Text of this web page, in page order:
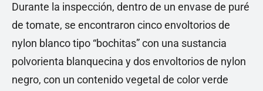
Durante la inspección, dentro de un envase de puré
de tomate, se encontraron cinco envoltorios de
nylon blanco tipo “bochitas” con una sustancia
polvorienta blanquecina y dos envoltorios de nylon
negro, con un contenido vegetal de color verde